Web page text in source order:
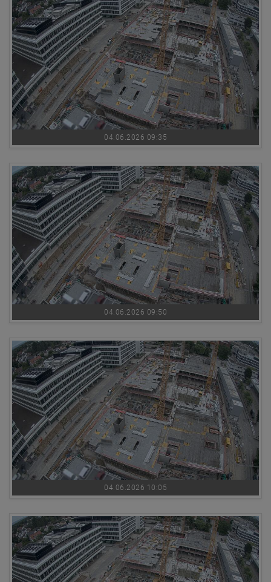
04.06.2026 09:35
04.06.2026 09:50
04.06.2026 10:05